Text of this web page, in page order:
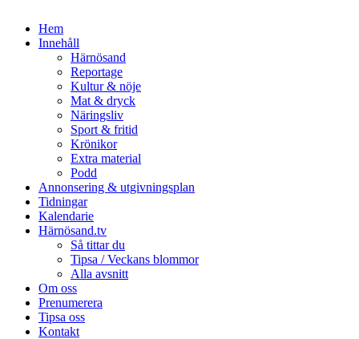
Hem
Innehåll
Härnösand
Reportage
Kultur & nöje
Mat & dryck
Näringsliv
Sport & fritid
Krönikor
Extra material
Podd
Annonsering & utgivningsplan
Tidningar
Kalendarie
Härnösand.tv
Så tittar du
Tipsa / Veckans blommor
Alla avsnitt
Om oss
Prenumerera
Tipsa oss
Kontakt